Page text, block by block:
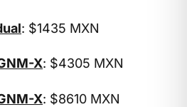
: $1435 MXN
X: $4305 MXN
X: $8610 MXN